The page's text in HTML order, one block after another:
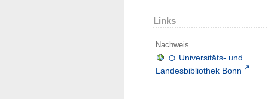
Links
Nachweis
Universitäts- und
Landesbibliothek Bonn